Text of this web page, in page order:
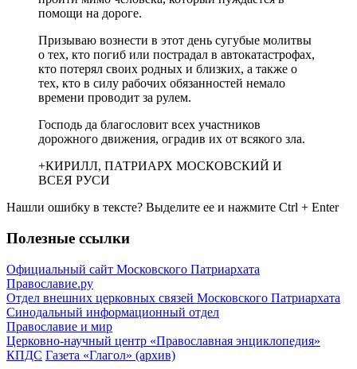
помощи на дороге.
Призываю вознести в этот день сугубые молитвы
о тех, кто погиб или пострадал в автокатастрофах,
кто потерял своих родных и близких, а также о
тех, кто в силу рабочих обязанностей немало
времени проводит за рулем.
Господь да благословит всех участников
дорожного движения, оградив их от всякого зла.
+КИРИЛЛ, ПАТРИАРХ МОСКОВСКИЙ И
ВСЕЯ РУСИ
Нашли ошибку в тексте? Выделите ее и нажмите Ctrl + Enter
Полезные ссылки
Официальный сайт Московского Патриархата
Православие.ру
Отдел внешних церковных связей Московского Патриархата
Синодальный информационный отдел
Православие и мир
Церковно-научный центр «Православная энциклопедия»
КПДС Газета «Глагол» (архив)